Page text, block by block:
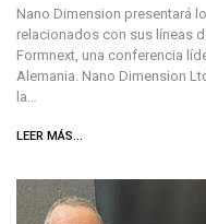
Nano Dimension presentará
relacionados con sus líneas
Formnext, una conferencia
Alemania. Nano Dimension
la…
LEER MÁS...